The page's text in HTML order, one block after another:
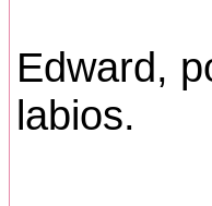
Edward,
labios.